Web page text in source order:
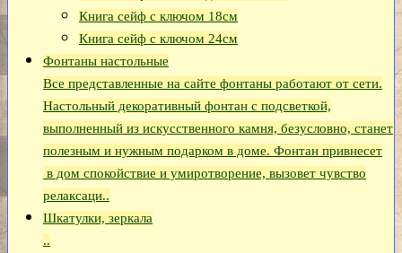
Книга сейф с ключом 18см
Книга сейф с ключом 24см
Фонтаны настольные
Все представленные на сайте фонтаны работают от сети.
Настольный декоративный фонтан с подсветкой,
выполненный из искусственного камня, безусловно, станет
полезным и нужным подарком в доме. Фонтан привнесет
в дом спокойствие и умиротворение, вызовет чувство
релаксаци..
Шкатулки, зеркала
..